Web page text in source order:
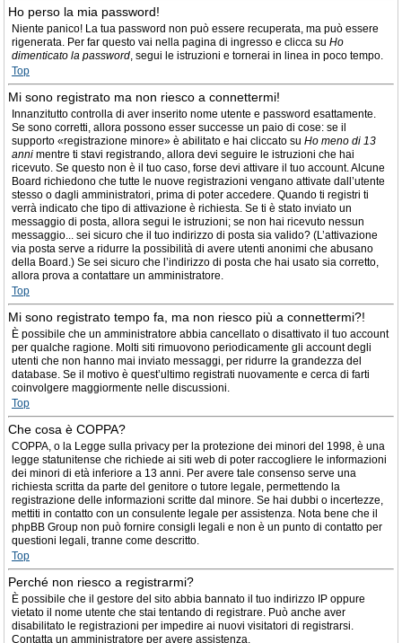
Ho perso la mia password!
Niente panico! La tua password non può essere recuperata, ma può essere
rigenerata. Per far questo vai nella pagina di ingresso e clicca su Ho
dimenticato la password, segui le istruzioni e tornerai in linea in poco tempo.
Top
Mi sono registrato ma non riesco a connettermi!
Innanzitutto controlla di aver inserito nome utente e password esattamente.
Se sono corretti, allora possono esser successe un paio di cose: se il
supporto «registrazione minore» è abilitato e hai cliccato su Ho meno di 13
anni mentre ti stavi registrando, allora devi seguire le istruzioni che hai
ricevuto. Se questo non è il tuo caso, forse devi attivare il tuo account. Alcune
Board richiedono che tutte le nuove registrazioni vengano attivate dall’utente
stesso o dagli amministratori, prima di poter accedere. Quando ti registri ti
verrà indicato che tipo di attivazione è richiesta. Se ti è stato inviato un
messaggio di posta, allora segui le istruzioni; se non hai ricevuto nessun
messaggio... sei sicuro che il tuo indirizzo di posta sia valido? (L’attivazione
via posta serve a ridurre la possibilità di avere utenti anonimi che abusano
della Board.) Se sei sicuro che l’indirizzo di posta che hai usato sia corretto,
allora prova a contattare un amministratore.
Top
Mi sono registrato tempo fa, ma non riesco più a connettermi?!
È possibile che un amministratore abbia cancellato o disattivato il tuo account
per qualche ragione. Molti siti rimuovono periodicamente gli account degli
utenti che non hanno mai inviato messaggi, per ridurre la grandezza del
database. Se il motivo è quest’ultimo registrati nuovamente e cerca di farti
coinvolgere maggiormente nelle discussioni.
Top
Che cosa è COPPA?
COPPA, o la Legge sulla privacy per la protezione dei minori del 1998, è una
legge statunitense che richiede ai siti web di poter raccogliere le informazioni
dei minori di età inferiore a 13 anni. Per avere tale consenso serve una
richiesta scritta da parte del genitore o tutore legale, permettendo la
registrazione delle informazioni scritte dal minore. Se hai dubbi o incertezze,
mettiti in contatto con un consulente legale per assistenza. Nota bene che il
phpBB Group non può fornire consigli legali e non è un punto di contatto per
questioni legali, tranne come descritto.
Top
Perché non riesco a registrarmi?
È possibile che il gestore del sito abbia bannato il tuo indirizzo IP oppure
vietato il nome utente che stai tentando di registrare. Può anche aver
disabilitato le registrazioni per impedire ai nuovi visitatori di registrarsi.
Contatta un amministratore per avere assistenza.